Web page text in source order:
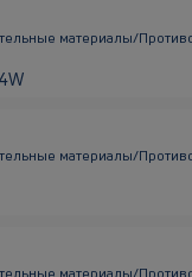
материалы/
материалы/
материалы/